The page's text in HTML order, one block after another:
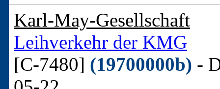
Karl-May-Gesellschaft
Leihverkehr der KMG
[C-7480] (19700000b) -